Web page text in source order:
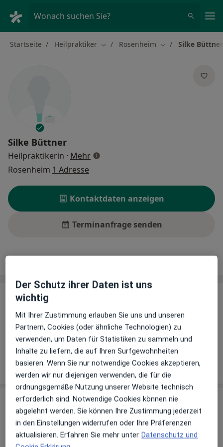
Wonach suchen Sie?
Startseite Heilpraktiker Stadt ändern
Rosenheim Stadt ändern
Silke Büttner
Silke Büttner
Heilpraktikerin · Mehrüber Spezialisierungen
Rosenheim 1 Adresse
Kontaktdaten anzeigen
Terminanfrage senden
Leistungen Standorte Bewertungen
Leistungen & Kosten
Andere Leistungen
Osteopathie
Wie funktioniert die Preisbildung?
Praxis
Praxis Silke Büttner Heilpraktikerin
Salinstr. 10,83022Rosenheim
Der Schutz ihrer Daten ist uns
wichtig
Mit Ihrer Zustimmung erlauben Sie uns und unseren
Partnern, Cookies (oder ähnliche Technologien) zu
verwenden, um Daten für Statistiken zu sammeln und
Inhalte zu liefern, die auf Ihren Surfgewohnheiten
basieren. Wenn Sie nur notwendige Cookies akzeptieren,
werden wir nur diejenigen verwenden, die für die
ordnungsgemäße Nutzung unserer Website technisch
erforderlich sind. Notwendige Cookies können nie
abgelehnt werden. Sie können Ihre Zustimmung jederzeit
in den Einstellungen widerrufen oder Ihre Präferenzen
aktualisieren. Erfahren Sie mehr unter Datenschutz und